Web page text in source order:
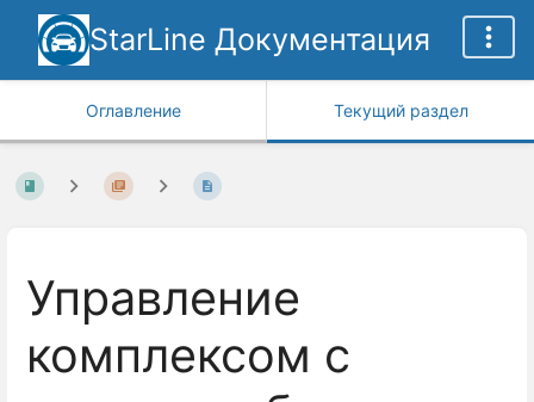
StarLine Документация
Оглавление Текущий раздел
Управление
комплексом с